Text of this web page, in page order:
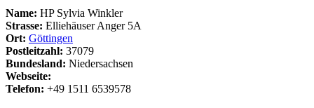
Name: HP Sylvia Winkler
Strasse: Elliehäuser Anger 5A
Ort: Göttingen
Postleitzahl: 37079
Bundesland: Niedersachsen
Webseite:
Telefon: +49 1511 6539578